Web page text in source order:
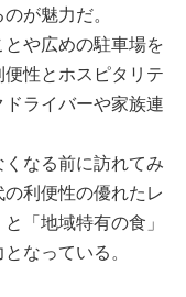
が魅力だ。
や広めの駐車場を
性とホスピタリテ
ライバーや家族連
くなる前に訪れてみ
利便性の優れたレ
「地域特有の食」
なっている。